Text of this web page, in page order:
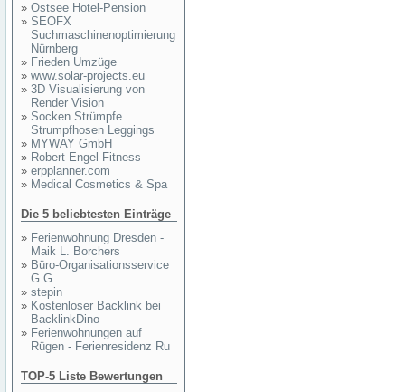
» Ostsee Hotel-Pension
» SEOFX
Suchmaschinenoptimierung
Nürnberg
» Frieden Umzüge
» www.solar-projects.eu
» 3D Visualisierung von
Render Vision
» Socken Strümpfe
Strumpfhosen Leggings
» MYWAY GmbH
» Robert Engel Fitness
» erpplanner.com
» Medical Cosmetics & Spa
Die 5 beliebtesten Einträge
» Ferienwohnung Dresden -
Maik L. Borchers
» Büro-Organisationsservice
G.G.
» stepin
» Kostenloser Backlink bei
BacklinkDino
» Ferienwohnungen auf
Rügen - Ferienresidenz Ru
TOP-5 Liste Bewertungen